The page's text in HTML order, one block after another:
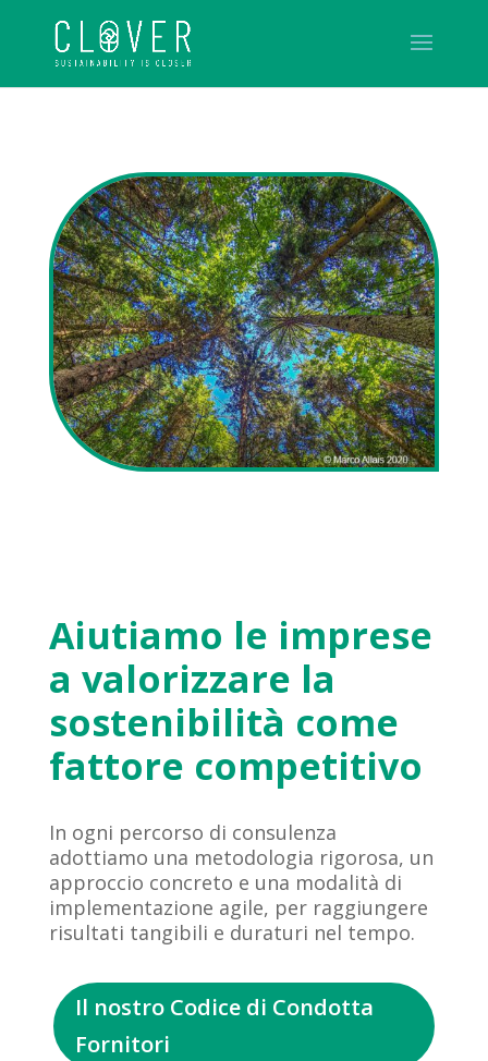
Aiutiamo le imprese
a valorizzare la
sostenibilità come
fattore competitivo
In ogni percorso di consulenza
adottiamo una metodologia rigorosa, un
approccio concreto e una modalità di
implementazione agile, per raggiungere
risultati tangibili e duraturi nel tempo.
Il nostro Codice di Condotta
Fornitori